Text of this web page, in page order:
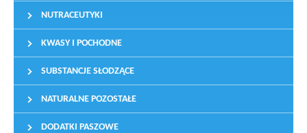
NUTRACEUTYKI
KWASY I POCHODNE
SUBSTANCJE SŁODZĄCE
NATURALNE POZOSTAŁE
DODATKI PASZOWE